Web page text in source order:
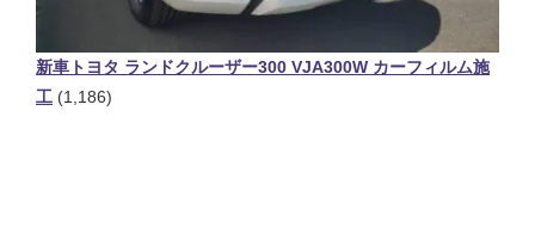
新車トヨタ ランドクルーザー300 VJA300W カーフィルム施
工 (1,186)